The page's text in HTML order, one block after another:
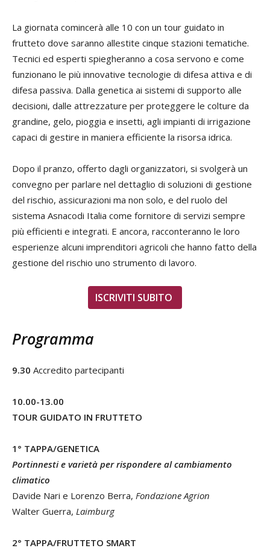
La giornata comincerà alle 10 con un tour guidato in
frutteto dove saranno allestite cinque stazioni tematiche.
Tecnici ed esperti spiegheranno a cosa servono e come
funzionano le più innovative tecnologie di difesa attiva e di
difesa passiva. Dalla genetica ai sistemi di supporto alle
decisioni, dalle attrezzature per proteggere le colture da
grandine, gelo, pioggia e insetti, agli impianti di irrigazione
capaci di gestire in maniera efficiente la risorsa idrica.
Dopo il pranzo, offerto dagli organizzatori, si svolgerà un
convegno per parlare nel dettaglio di soluzioni di gestione
del rischio, assicurazioni ma non solo, e del ruolo del
sistema Asnacodi Italia come fornitore di servizi sempre
più efficienti e integrati. E ancora, racconteranno le loro
esperienze alcuni imprenditori agricoli che hanno fatto della
gestione del rischio uno strumento di lavoro.
ISCRIVITI SUBITO
Programma
9.30 Accredito partecipanti
10.00-13.00
TOUR GUIDATO IN FRUTTETO
1° TAPPA/GENETICA
Portinnesti e varietà per rispondere al cambiamento
climatico
Davide Nari e Lorenzo Berra, Fondazione Agrion
Walter Guerra, Laimburg
2° TAPPA/FRUTTETO SMART